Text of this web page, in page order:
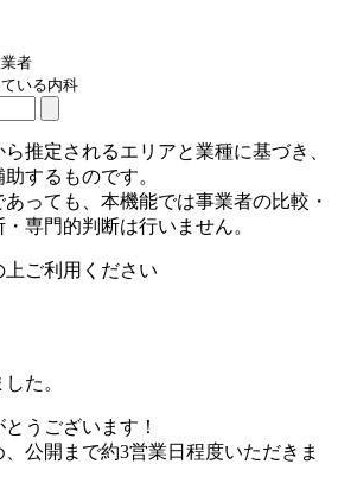
者
いる内科
推定されるエリアと業種に基づき、
するものです。
っても、本機能では事業者の比較・
専門的判断は行いません。
上ご利用ください
た。
うございます！
公開まで約3営業日程度いただきま